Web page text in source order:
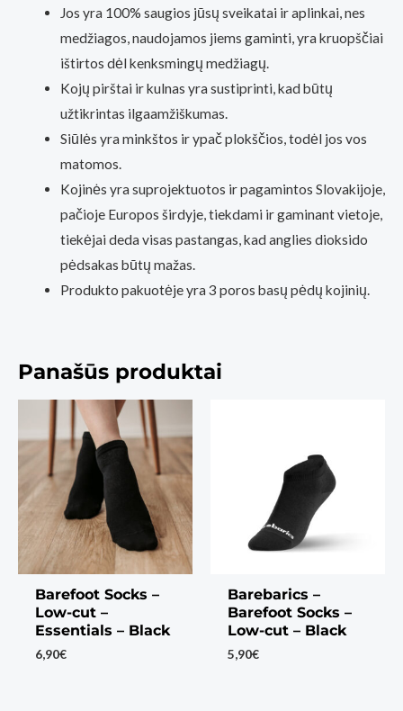
Jos yra 100% saugios jūsų sveikatai ir aplinkai, nes
medžiagos, naudojamos jiems gaminti, yra kruopščiai
ištirtos dėl kenksmingų medžiagų.
Kojų pirštai ir kulnas yra sustiprinti, kad būtų
užtikrintas ilgaamžiškumas.
Siūlės yra minkštos ir ypač plokščios, todėl jos vos
matomos.
Kojinės yra suprojektuotos ir pagamintos Slovakijoje,
pačioje Europos širdyje, tiekdami ir gaminant vietoje,
tiekėjai deda visas pastangas, kad anglies dioksido
pėdsakas būtų mažas.
Produkto pakuotėje yra 3 poros basų pėdų kojinių.
Panašūs produktai
Barefoot Socks –
Low-cut –
Essentials – Black
6,90€
Barebarics –
Barefoot Socks –
Low-cut – Black
5,90€